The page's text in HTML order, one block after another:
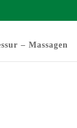
– Massagen